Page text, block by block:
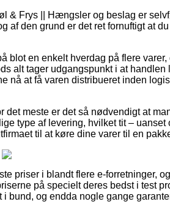
& Frys || Hængsler og beslag er
af den grund er det ret fornuftigt at
blot en enkelt hverdag på flere
alt tager udgangspunkt i at handlen
nå at få varen distribueret inden
det meste er det så nødvendigt at
type af levering, hvilket tit – uanset
til at køre dine varer til en
priser i blandt flere e-forretninger,
på specielt deres bedst i test
og endda nogle gange